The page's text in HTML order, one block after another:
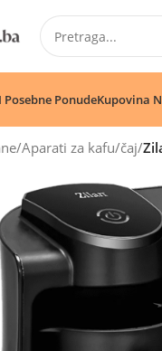
Posebne PonudeKupovina
/Aparati za kafu/čaj/